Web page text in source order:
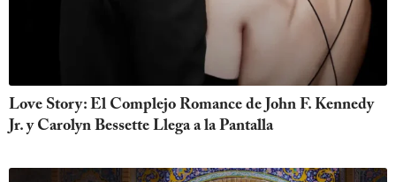
Love Story: El Complejo Romance de John F. Kennedy
Jr. y Carolyn Bessette Llega a la Pantalla